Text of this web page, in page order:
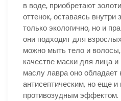
в воде, приобретают
оттенок, оставаясь
только экологично, но и
они подходит для
можно мыть тело и
качестве маски для лица и
маслу лавра оно обладает
антисептическим, но еще
противозудным эффектом.